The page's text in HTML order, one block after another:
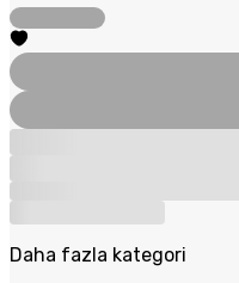
Daha fazla kategori